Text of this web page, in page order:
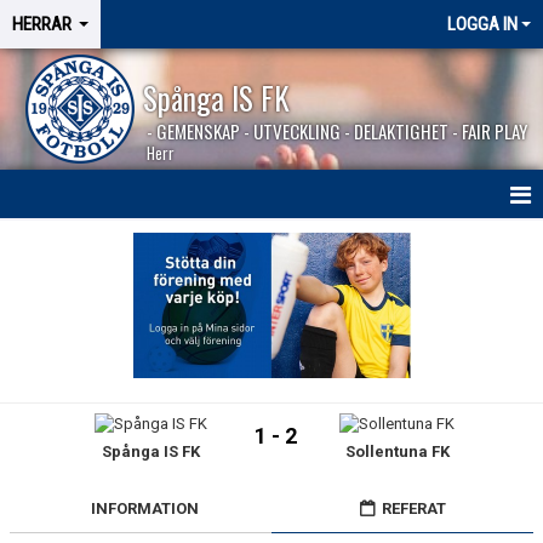
HERRAR LOGGA IN
Spånga IS FK
- GEMENSKAP - UTVECKLING - DELAKTIGHET - FAIR PLAY
Herr
BILDGALLERI
Spånga IS FK
1 - 2
Sollentuna FK
INFORMATION REFERAT